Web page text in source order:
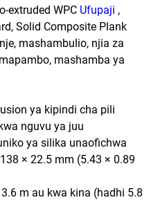
extruded WPC Ufupaji ,
Solid Composite Plank
mashambulio, njia za
mashamba ya
ya kipindi cha pili
nguvu ya juu
ya silika unaofichwa
× 22.5 mm (5.43 × 0.89
m au kwa kina (hadhi 5.8